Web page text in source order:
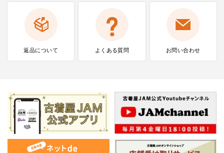
返品について よくある質問 お問い合わせ